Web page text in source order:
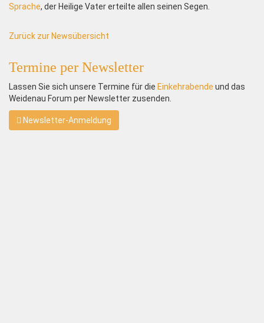
Sprache, der Heilige Vater erteilte allen seinen Segen.
Zurück zur Newsübersicht
Termine per Newsletter
Lassen Sie sich unsere Termine für die Einkehrabende und das
Weidenau Forum per Newsletter zusenden.
Newsletter-Anmeldung